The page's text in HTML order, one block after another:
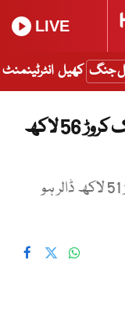
LIVE
جنگ کھیل انٹرٹینمنٹ
زرمبادلہ کے سرکاری ذخائر میں ایک کروڑ 56 لاکھ
زرمبادلہ کے سرکاری ذخائر 9 ارب 40 کروڑ 51 لاکھ ڈالر ہو